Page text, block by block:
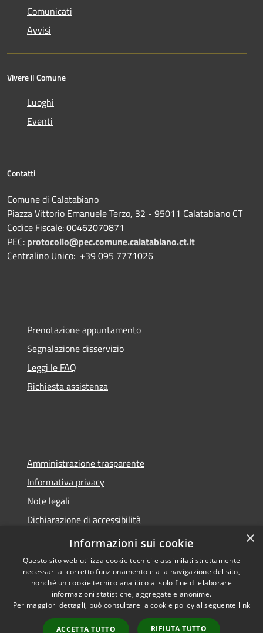
Comunicati
Avvisi
Vivere il Comune
Luoghi
Eventi
Contatti
Comune di Calatabiano
Piazza Vittorio Emanuele Terzo, 32 - 95011 Calatabiano CT
Codice Fiscale: 00462070871
PEC: protocollo@pec.comune.calatabiano.ct.it
Centralino Unico: +39 095 7771026
Prenotazione appuntamento
Segnalazione disservizio
Leggi le FAQ
Richiesta assistenza
Amministrazione trasparente
Informativa privacy
Note legali
Dichiarazione di accessibilità
Sito web precedente
Accessibilità
Copyright © 2026 • Comune di
Calatabiano • Powered by
Municipium• Accesso
×
Informazioni sui cookie
Questo sito web utilizza cookie tecnici e assimilati strettamente
necessari al corretto funzionamento e alla navigazione del sito,
nonché un cookie tecnico analitico al solo fine di elaborare
informazioni statistiche, aggregate e anonime.
Per maggiori dettagli, può consultare la cookie policy al seguente link
ACCETTA TUTTO RIFIUTA TUTTO